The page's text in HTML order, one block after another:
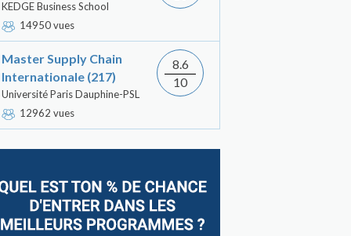
KEDGE Business School
14950 vues
Master Supply Chain
Internationale (217)
Université Paris Dauphine-PSL
12962 vues
8.6
10